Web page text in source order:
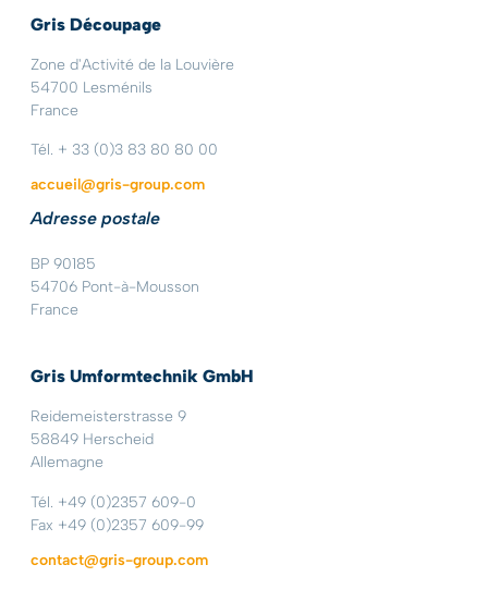
Gris Découpage
Zone d'Activité de la Louvière
54700 Lesménils
France
Tél. + 33 (0)3 83 80 80 00
accueil@gris-group.com
Adresse postale
BP 90185
54706 Pont-à-Mousson
France
Gris Umformtechnik GmbH
Reidemeisterstrasse 9
58849 Herscheid
Allemagne
Tél. +49 (0)2357 609-0
Fax +49 (0)2357 609-99
contact@gris-group.com